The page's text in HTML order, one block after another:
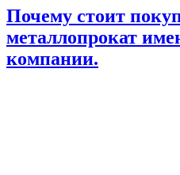
Почему стоит
металлопрокат
компании.